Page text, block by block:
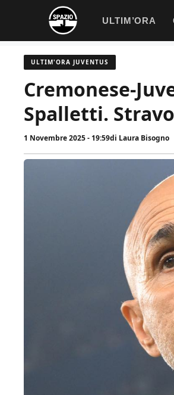
contenuto
ULTIM’ORA
ULTIM'ORA JUVENTUS
Cremonese-
Spalletti.
1 Novembre 2025 - 19:59di Laura Bisogno